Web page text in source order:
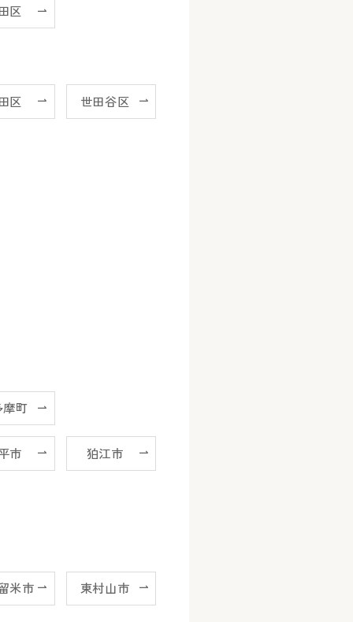
区
区 世田谷区
町
市 狛江市
米市 東村山市